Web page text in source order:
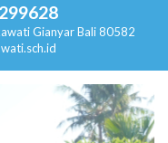
Gianyar Bali 80582